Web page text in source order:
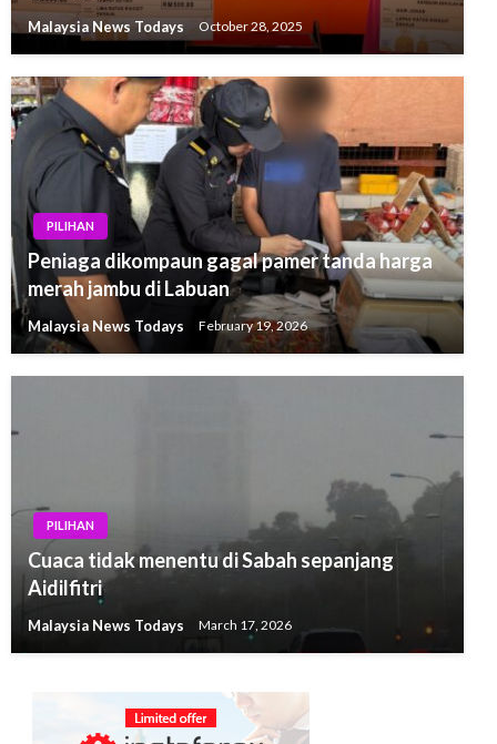
Malaysia News Todays October 28, 2025
PILIHAN
Peniaga dikompaun gagal pamer tanda harga
merah jambu di Labuan
Malaysia News Todays February 19, 2026
PILIHAN
Cuaca tidak menentu di Sabah sepanjang
Aidilfitri
Malaysia News Todays March 17, 2026